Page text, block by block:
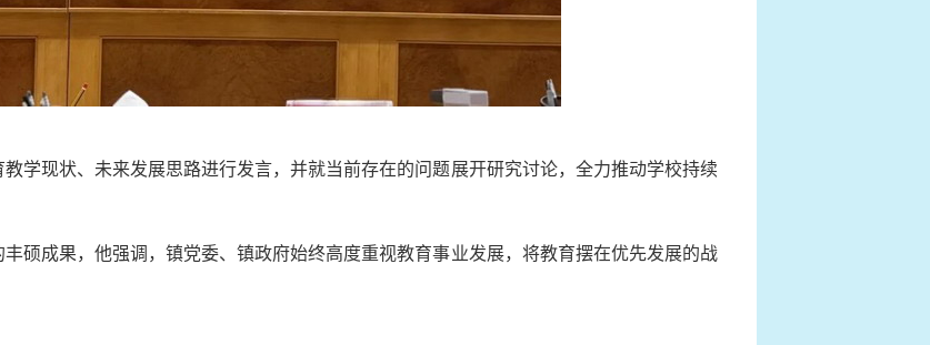
现状、未来发展思路进行发言，并就当前存在的问题展开研究讨论，全力推动学校持续
成果，他强调，镇党委、镇政府始终高度重视教育事业发展，将教育摆在优先发展的战